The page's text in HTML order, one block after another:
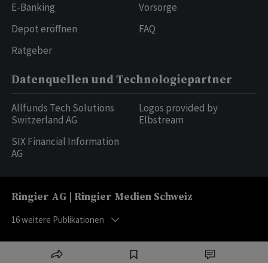
E-Banking
Depot eröffnen
Ratgeber
Vorsorge
FAQ
Datenquellen und Technologiepartner
Allfunds Tech Solutions
Switzerland AG
SIX Financial Information
AG
Logos provided by
Elbstream
Ringier AG | Ringier Medien Schweiz
16weitere Publikationen